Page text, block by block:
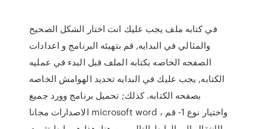
في كتابه ملف يجب عليك انت اختار الشكل الصحيح
والمثالي في البدايه, قم بتهيئه البرنامج و اعدادات
الصفحه الخاصه بكتابه الملف قبل البدء في عمليه
الكتابه, يجب عليك في البدايه تحديد الهوامش الخاصه
بصفحه الكتابه. كذلك; تحميل برنامج وورد جميع
الاصدارات مجانا microsoft word ، واختيار نوع 1- قم